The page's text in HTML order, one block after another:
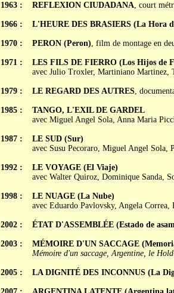
1963 :
1966 :
1970 :
1971 :
1979 :
1985 :
1987 :
1992 :
1998 :
2002 :
2003 :
2005 :
REFLEXION CIUDADANA, court
L'HEURE DES BRASIERS (La Hora
PERON (Peron), film de montage en
LES FILS DE FIERRO (Los Hijos de
avec Julio Troxler, Martiniano Martinez,
LE REGARD DES AUTRES,
TANGO, L'EXIL DE GARDEL
avec Miguel Angel Sola, Anna Maria
LE SUD (Sur)
avec Susu Pecoraro, Miguel Angel
LE VOYAGE (El Viaje)
avec Walter Quiroz, Dominique Sanda,
LE NUAGE (La Nube)
avec Eduardo Pavlovsky, Angela
ÉTAT D'ASSEMBLÉE (Estado de
MÉMOIRE D'UN SACCAGE
Mémoire d'un saccage, Argentine, le
LA DIGNITÉ DES INCONNUS (La